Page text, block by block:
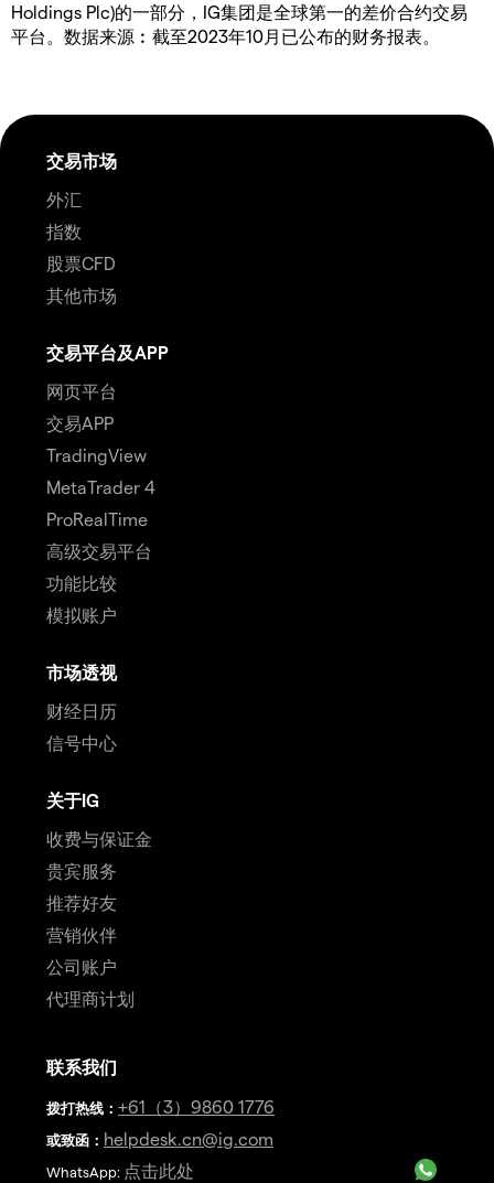
Holdings Plc)的一部分，IG集团是全球第一的差价合约交易
平台。数据来源︰截至2023年10月已公布的财务报表。
交易市场
外汇
指数
股票CFD
其他市场
交易平台及APP
网页平台
交易APP
TradingView
MetaTrader 4
ProRealTime
高级交易平台
功能比较
模拟账户
市场透视
财经日历
信号中心
关于IG
收费与保证金
贵宾服务
推荐好友
营销伙伴
公司账户
代理商计划
联系我们
拨打热线 ： +61（3）9860 1776
或致函： helpdesk.cn@ig.com
WhatsApp: 点击此处